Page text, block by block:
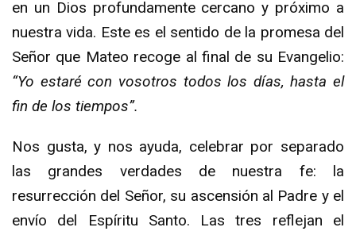
en un Dios profundamente cercano y próximo a
nuestra vida. Este es el sentido de la promesa del
Señor que Mateo recoge al final de su Evangelio:
“Yo estaré con vosotros todos los días, hasta el
fin de los tiempos”.
Nos gusta, y nos ayuda, celebrar por separado
las grandes verdades de nuestra fe: la
resurrección del Señor, su ascensión al Padre y el
envío del Espíritu Santo. Las tres reflejan el